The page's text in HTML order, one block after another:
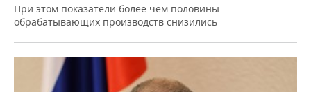
При этом показатели более чем половины
обрабатывающих производств снизились